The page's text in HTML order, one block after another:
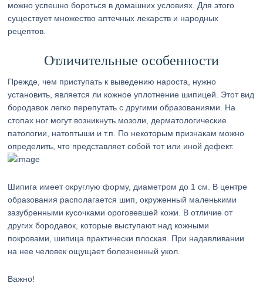
можно успешно бороться в домашних условиях. Для этого
существует множество аптечных лекарств и народных
рецептов.
Отличительные особенности
Прежде, чем приступать к выведению нароста, нужно
установить, является ли кожное уплотнение шипицей. Этот вид
бородавок легко перепутать с другими образованиями. На
стопах ног могут возникнуть мозоли, дерматологические
патологии, натоптыши и т.п. По некоторым признакам можно
определить, что представляет собой тот или иной дефект.
Шипига имеет округлую форму, диаметром до 1 см. В центре
образования располагается шип, окруженный маленькими
зазубренными кусочками ороговевшей кожи. В отличие от
других бородавок, которые выступают над кожными
покровами, шипица практически плоская. При надавливании
на нее человек ощущает болезненный укол.
Важно!